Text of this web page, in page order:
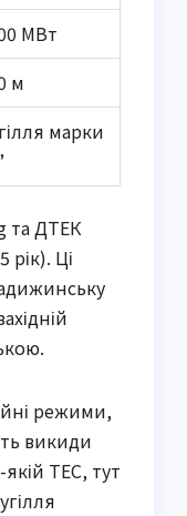
МВт
м
марки
та ДТЕК
рік). Ці
режими,
викиди
якій ТЕС, тут